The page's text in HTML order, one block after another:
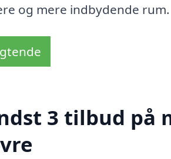
og mere indbydende rum.
3 tilbud på